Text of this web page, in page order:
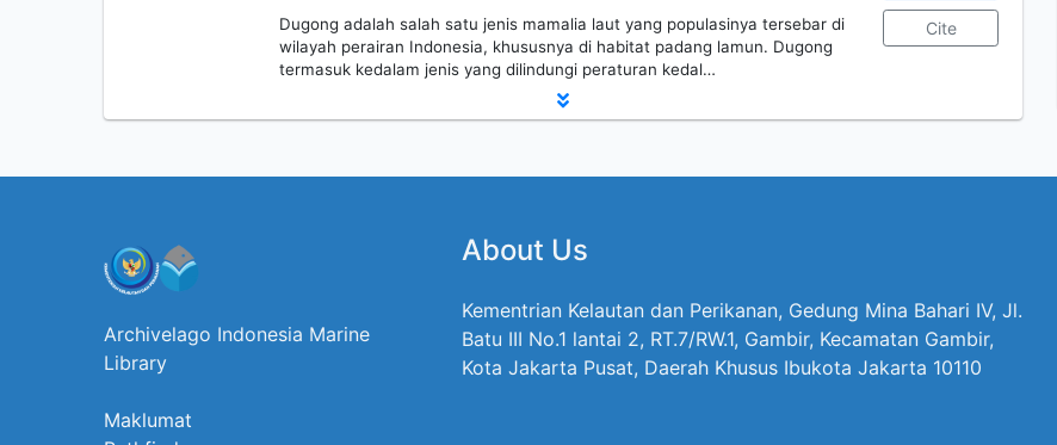
Dugong adalah salah satu jenis mamalia laut yang populasinya tersebar di
wilayah perairan Indonesia, khususnya di habitat padang lamun. Dugong
termasuk kedalam jenis yang dilindungi peraturan kedal…
Cite
Archivelago Indonesia Marine
Library
Maklumat
About Us
Kementrian Kelautan dan Perikanan, Gedung Mina Bahari IV, Jl.
Batu III No.1 lantai 2, RT.7/RW.1, Gambir, Kecamatan Gambir,
Kota Jakarta Pusat, Daerah Khusus Ibukota Jakarta 10110